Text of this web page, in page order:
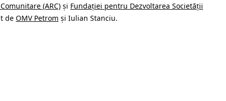
(ARC) și Fundației pentru Dezvoltarea Societății
de OMV Petrom și Iulian Stanciu.